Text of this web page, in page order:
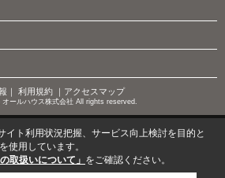
｜ 利用規約｜ アクセスマップ
ールハウス株式会社 All rights reserved.
イト利用状況把握、サービス向上検討を目的と
使用しています。
取扱いについて」 をご確認ください。